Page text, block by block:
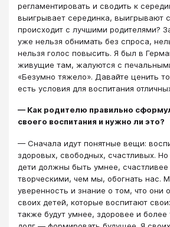
регламентировать и сводить к
выигрывает серединка, выигрывают
происходит с лучшими родителями?
уже нельзя обнимать без спроса,
нельзя голос повысить. Я был в
живущие там, жалуются с
«Безумно тяжело». Давайте ценить
есть условия для воспитания
— Как родителю правильно
своего воспитания и нужно ли это?
— Сначала идут понятные вещи:
здоровых, свободных, счастливых.
дети должны быть умнее, счастливее
творческими, чем мы, обогнать нас.
уверенность и знание о том, что они
своих детей, которые воспитают
также будут умнее, здоровее и более